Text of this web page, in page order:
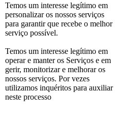
Temos um interesse legítimo em
personalizar os nossos serviços
para garantir que recebe o melhor
serviço possível.
Temos um interesse legítimo em
operar e manter os Serviços e em
gerir, monitorizar e melhorar os
nossos serviços. Por vezes
utilizamos inquéritos para auxiliar
neste processo